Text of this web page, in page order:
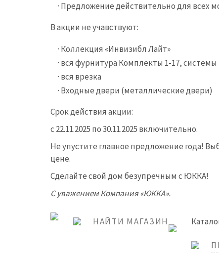
· Предложение действительно для всех
В акции не учавствуют:
· Коллекция «Инвизибл Лайт»
· вся фурнитура Комплекты 1-17,
· вся врезка
· Входные двери (металлические двери)
Срок действия акции:
с 22.11.2025 по 30.11.2025 включительно.
Не упустите главное предложение года!
цене.
Сделайте свой дом безупречным с ЮККА!
С уважением Компания «ЮККА».
НАЙТИ МАГАЗИН